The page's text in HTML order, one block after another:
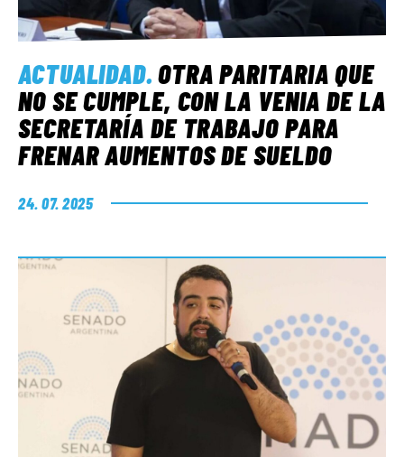
EL LADO «G»
ACTUALIDAD.OTRA PARITARIA QUE
NO SE CUMPLE, CON LA VENIA DE LA
SECRETARÍA DE TRABAJO PARA
FRENAR AUMENTOS DE SUELDO
24. 07. 2025